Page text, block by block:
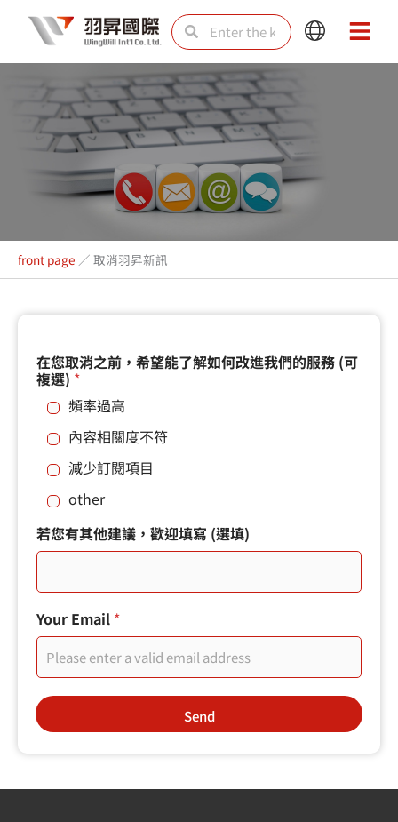
content
SearchSearch
Main
Menu
Main
Menu
取消羽昇新訊
front page ／ 取消羽昇新訊
在
您
消
之
前
，
希
望
能
了
解
改
進
我
們
的
服
務
在
您
取
之
在您取消之前，希望能了解如何改進我們的服務 (可
複選) *
頻率過高
內容相關度不符
減少訂閱項目
other
您
的
子
件
使
用
者
在
您
取
消
之
，
若您有其他建議，歡迎填寫 (選填)
Your Email *
Send